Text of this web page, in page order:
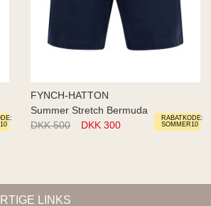
RABATKODE:
SOMMER10
FYNCH-HATTON
Summer Stretch Bermuda
DKK 500
DKK 300
LINKS